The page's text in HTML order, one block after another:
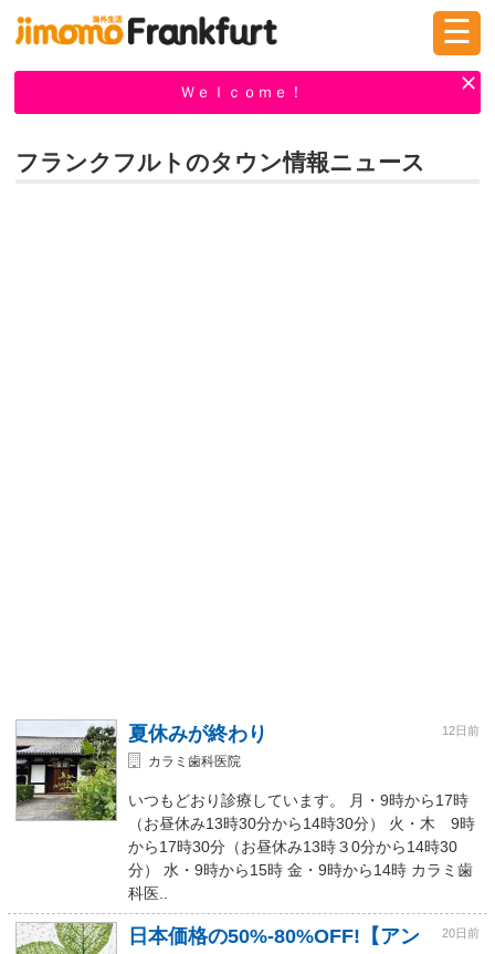
☰
Ｗｅｌｃｏｍｅ！
フランクフルトのタウン情報ニュース
夏休みが終わり 12日前
カラミ歯科医院
いつもどおり診療しています。 月・9時から17時
（お昼休み13時30分から14時30分） 火・木 9時
から17時30分（お昼休み13時３0分から14時30
分） 水・9時から15時 金・9時から14時 カラミ歯
科医..
日本価格の50%-80%OFF!【アン
20日前